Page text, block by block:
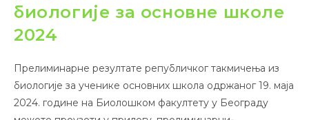
биологије за основне школе
2024
Прелиминарне резултате републичког такмичења из
биологије за ученике основних школа одржаног 19. маја
2024. године на Биолошком факултету у Београду